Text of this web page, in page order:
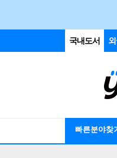
국내도서
빠른분야찾